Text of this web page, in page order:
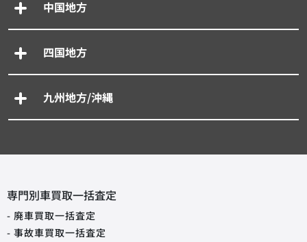
中国地方
四国地方
九州地方/沖縄
専門別車買取一括査定
- 廃車買取一括査定
- 事故車買取一括査定